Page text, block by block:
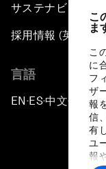
こ
ま
こ
に
フ
ザ
報
信
有
ユ
報
サステナビリティ
採用情報 (英語のみ)
言語
EN ▪ES▪中文▪ 日本語